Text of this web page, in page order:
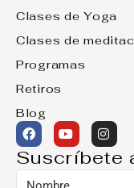
Clases de Yoga
Clases de
Programas
Retiros
Blog
Suscríbete